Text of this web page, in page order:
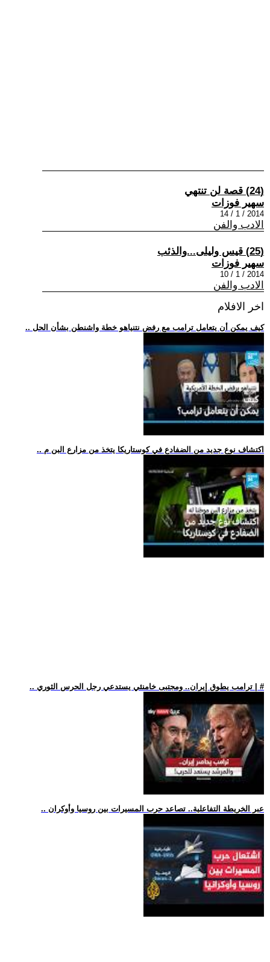
(24) قصة لن تنتهي
سهير فوزات
2014 / 1 / 14
الادب والفن
(25) قيس وليلى...والذئب
سهير فوزات
2014 / 1 / 10
الادب والفن
اخر الافلام
.. كيف يمكن أن يتعامل ترامب مع رفض نتنياهو خطة واشنطن بشأن الحل
.. اكتشاف نوع جديد من الضفادع في كوستاريكا يتخذ من مزارع البن م
.. ترامب يطوق إيران.. ومجتبى خامنئي يستدعي رجل الحرس الثوري | #
.. عبر الخريطة التفاعلية.. تصاعد حرب المسيرات بين روسيا وأوكران